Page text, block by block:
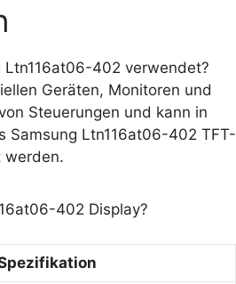
402 verwendet?
Geräten, Monitoren und
Steuerungen und kann in
Samsung Ltn116at06-402 TFT-
werden.
402 Display?